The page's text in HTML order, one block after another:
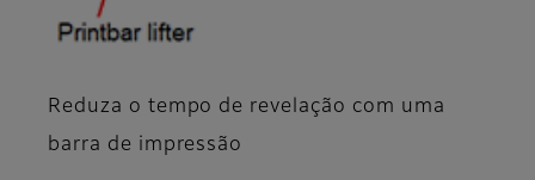
Reduza o tempo de revelação com uma
barra de impressão